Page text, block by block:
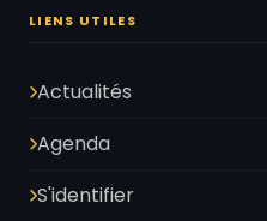
LIENS UTILES
Actualités
Agenda
S'identifier